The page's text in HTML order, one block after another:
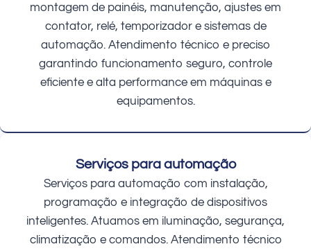
montagem de painéis, manutenção, ajustes em
contator, relé, temporizador e sistemas de
automação. Atendimento técnico e preciso
garantindo funcionamento seguro, controle
eficiente e alta performance em máquinas e
equipamentos.
Serviços para automação
Serviços para automação com instalação,
programação e integração de dispositivos
inteligentes. Atuamos em iluminação, segurança,
climatização e comandos. Atendimento técnico